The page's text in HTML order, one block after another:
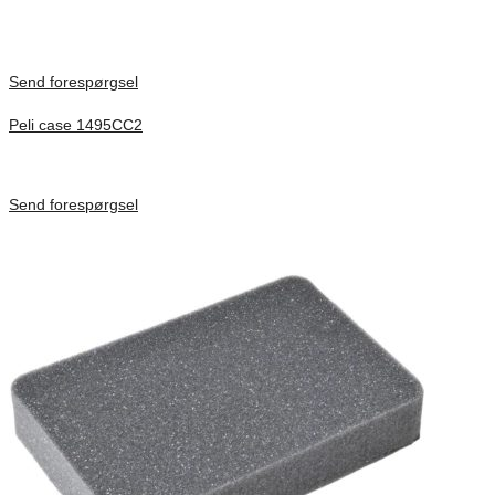
Send forespørgsel
Peli case 1495CC2
Send forespørgsel